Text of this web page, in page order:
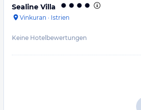
Sealine Villa
Vinkuran · Istrien
Keine Hotelbewertungen